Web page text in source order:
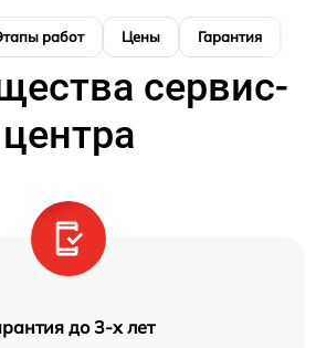
работ Цены Гарантия
сервис-
центра
до 3-х лет